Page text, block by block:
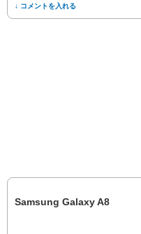
↓ コメントを入れる
Samsung Galaxy A8